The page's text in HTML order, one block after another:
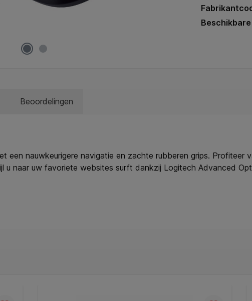
Beoordelingen
een nauwkeurigere navigatie en zachte rubberen grips. Profiteer
u naar uw favoriete websites surft dankzij Logitech Advanced
batterij.